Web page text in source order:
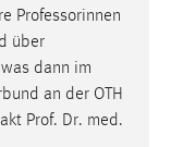
Professorinnen
über
dann im
an der OTH
Prof. Dr. med.